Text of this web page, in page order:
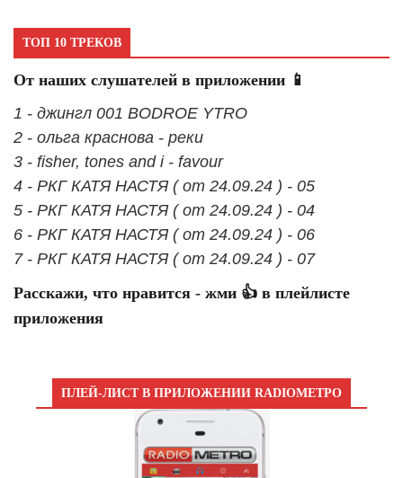
ТОП 10 ТРЕКОВ
От наших слушателей в приложении 📱
1 - джингл 001 BODROE YTRO
2 - ольга краснова - реки
3 - fisher, tones and i - favour
4 - РКГ КАТЯ НАСТЯ ( от 24.09.24 ) - 05
5 - РКГ КАТЯ НАСТЯ ( от 24.09.24 ) - 04
6 - РКГ КАТЯ НАСТЯ ( от 24.09.24 ) - 06
7 - РКГ КАТЯ НАСТЯ ( от 24.09.24 ) - 07
Расскажи, что нравится - жми 👍 в плейлисте
приложения
ПЛЕЙ-ЛИСТ В ПРИЛОЖЕНИИ RADIOМЕТРО